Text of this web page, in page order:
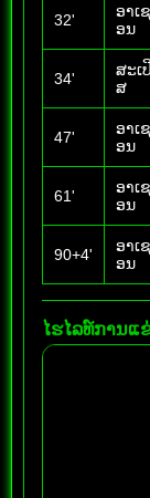
32'
ອາເ
ອນ
34'
ສະເປີ
ສ
47'
ອາເ
ອນ
61'
ອາເ
ອນ
90+4'
ອາເ
ອນ
ໄຮໄລທ໌ການແ